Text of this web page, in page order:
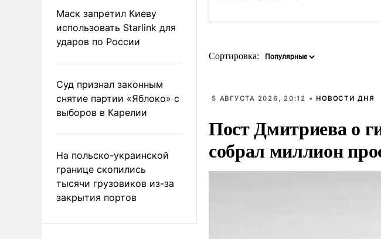
Маск запретил Киеву
использовать Starlink для
ударов по России
Суд признал законным
снятие партии «Яблоко» с
выборов в Карелии
На польско-украинской
границе скопились
тысячи грузовиков из-за
закрытия портов
Сортировка:
5 АВГУСТА 2026, 20:12 • НОВОСТИ ДНЯ
Пост Дмитриева о
собрал миллион